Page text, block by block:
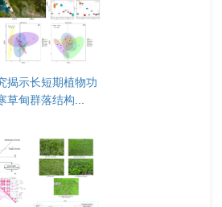
揭示长短期植物功
草甸群落结构...